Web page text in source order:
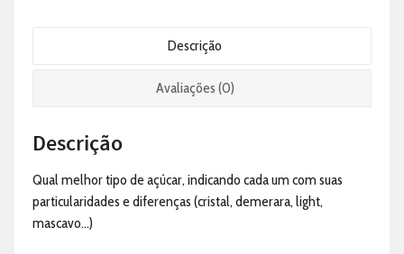
Descrição
Avaliações (0)
Descrição
Qual melhor tipo de açúcar, indicando cada um com suas
particularidades e diferenças (cristal, demerara, light,
mascavo…)